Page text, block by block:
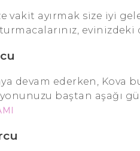
vakit ayırmak size iyi
evinizdeki
devam ederken, Kova
baştan aşağı